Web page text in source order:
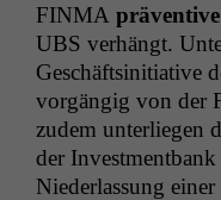
FINMA
UBS ver­hängt.
Geschäftsini­tia­tive
vorgängig von der
zudem unter­liegen
der Invest­ment­bank
Nieder­las­sung